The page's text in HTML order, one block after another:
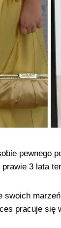
pewnego
3 lata
swoich
pracuje się